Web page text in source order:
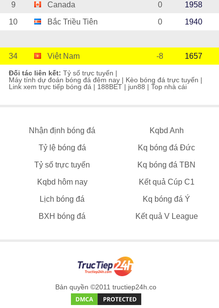
9 Canada 0 1958
10 Bắc Triều Tiên 0 1940
34 Việt Nam -8 1657
Đối tác liên kết: Tỷ số trực tuyến |
Máy tính dự đoán bóng đá đêm nay | Kèo bóng đá trực tuyến |
Link xem trực tiếp bóng đá | 188BET | jun88 | Top nhà cái
Nhận định bóng đá Kqbd Anh
Tỷ lệ bóng đá Kq bóng đá Đức
Tỷ số trực tuyến Kq bóng đá TBN
Kqbd hôm nay Kết quả Cúp C1
Lịch bóng đá Kq bóng đá Ý
BXH bóng đá Kết quả V League
Bản quyền ©2011 tructiep24h.co